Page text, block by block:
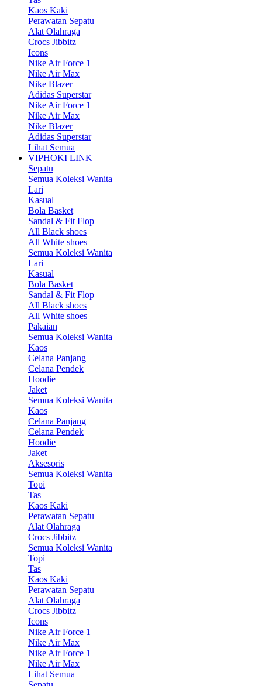
Kaos Kaki
Perawatan Sepatu
Alat Olahraga
Crocs Jibbitz
Icons
Nike Air Force 1
Nike Air Max
Nike Blazer
Adidas Superstar
Nike Air Force 1
Nike Air Max
Nike Blazer
Adidas Superstar
Lihat Semua
VIPHOKI LINK
Sepatu
Semua Koleksi Wanita
Lari
Kasual
Bola Basket
Sandal & Fit Flop
All Black shoes
All White shoes
Semua Koleksi Wanita
Lari
Kasual
Bola Basket
Sandal & Fit Flop
All Black shoes
All White shoes
Pakaian
Semua Koleksi Wanita
Kaos
Celana Panjang
Celana Pendek
Hoodie
Jaket
Semua Koleksi Wanita
Kaos
Celana Panjang
Celana Pendek
Hoodie
Jaket
Aksesoris
Semua Koleksi Wanita
Topi
Tas
Kaos Kaki
Perawatan Sepatu
Alat Olahraga
Crocs Jibbitz
Semua Koleksi Wanita
Topi
Tas
Kaos Kaki
Perawatan Sepatu
Alat Olahraga
Crocs Jibbitz
Icons
Nike Air Force 1
Nike Air Max
Nike Air Force 1
Nike Air Max
Lihat Semua